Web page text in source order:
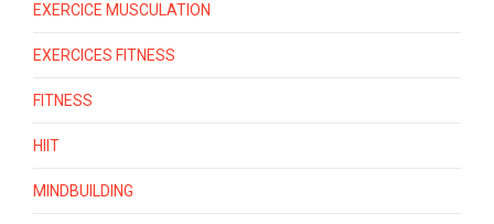
EXERCICE MUSCULATION
EXERCICES FITNESS
FITNESS
HIIT
MINDBUILDING